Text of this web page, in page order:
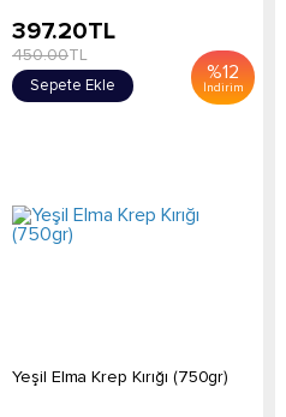
%12
İndirim
397.20TL
450.00TL
Sepete Ekle
Yeşil Elma Krep Kırığı (750gr)